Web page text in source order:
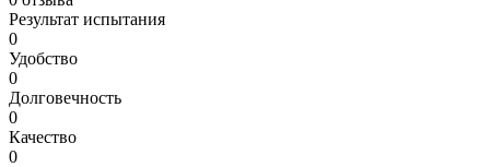
Результат испытания
0
Удобство
0
Долговечность
0
Качество
0